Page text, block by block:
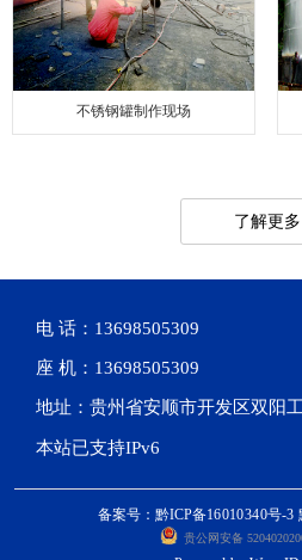
不锈钢罐制作现场
了解更多
电 话：13698505309
座 机：13698505309
地址：贵州省安顺市开发区双阳
本站已支持IPv6
备案号：黔ICP备16010340号-3
贵公网安备